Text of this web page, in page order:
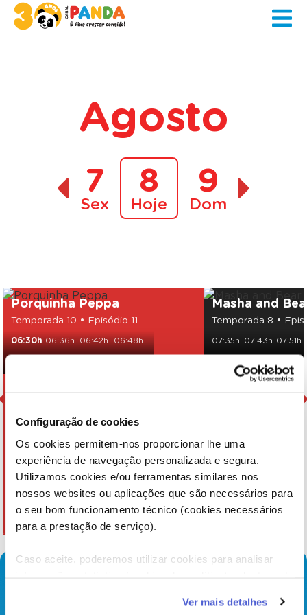
Configuração de cookies
Os cookies permitem-nos proporcionar lhe uma
experiência de navegação personalizada e segura.
Utilizamos cookies e/ou ferramentas similares nos
nossos websites ou aplicações que são necessários para
o seu bom funcionamento técnico (cookies necessários
para a prestação de serviço).
Caso aceite, poderemos utilizar cookies para analisar
funcionalidades (cookies de personalização e
Ver mais detalhes
Agosto
7
Sex
8
Hoje
9
Dom
Porquinha Peppa
Temporada 10 • Episódio 11
06:30h 06:36h 06:42h 06:48h
06:54h 07:00h 07:06h
Masha and
Temporada 8 •
07:35h 07:43h 07:51h
08:10h 08:18h 09:55h